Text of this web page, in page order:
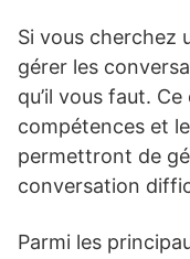
Si vous cherchez
gérer les
qu’il vous faut.
compétences et
permettront de
conversation
Parmi les